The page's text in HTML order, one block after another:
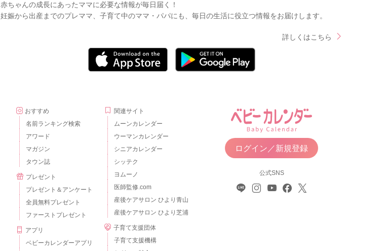
赤ちゃんの成長にあったママに必要な情報が毎日届く！
妊娠から出産までのプレママ、子育て中のママ・パパにも、毎日の生活に役立つ情報をお届けします。
詳しくはこちら
おすすめ
名前ランキング検索
アワード
マガジン
タウン誌
プレゼント
プレゼント＆アンケート
全員無料プレゼント
ファーストプレゼント
アプリ
ベビーカレンダーアプリ
関連サイト
ムーンカレンダー
ウーマンカレンダー
シニアカレンダー
シッテク
ヨムーノ
医師監修.com
産後ケアサロン ひより青山
産後ケアサロン ひより芝浦
子育て支援団体
子育て支援機構
ログイン／新規登録
公式SNS